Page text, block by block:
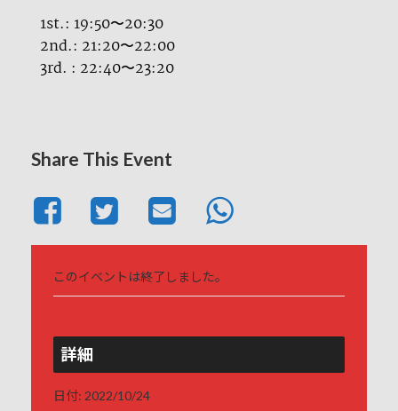
1st.: 19:50〜20:30
2nd.: 21:20〜22:00
3rd. : 22:40〜23:20
Share This Event
このイベントは終了しました。
詳細
日付: 2022/10/24